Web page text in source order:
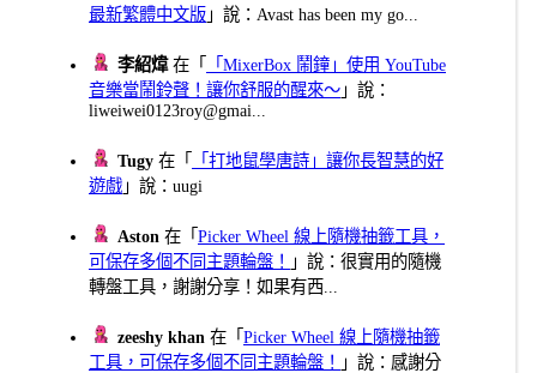
最新繁體中文版 」說：Avast has been my go...
李紹煒在「
「MixerBox 鬧鐘」使用 YouTube
音樂當鬧鈴聲！讓你舒服的醒來～ 」說：
liweiwei0123roy@gmai...
Tugy 在「
「打地鼠學唐詩」讓你長智慧的好
遊戲 」說：uugi
Aston 在「Picker Wheel 線上隨機抽籤工具，
可保存多個不同主題輪盤！
」說：很實用的隨機
轉盤工具，謝謝分享！如果有西...
zeeshy khan 在「Picker Wheel 線上隨機抽籤
工具，可保存多個不同主題輪盤！
」說：感謝分